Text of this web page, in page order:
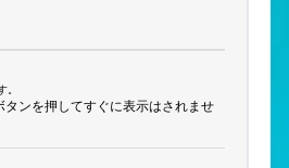
ンを押してすぐに表示はされませ